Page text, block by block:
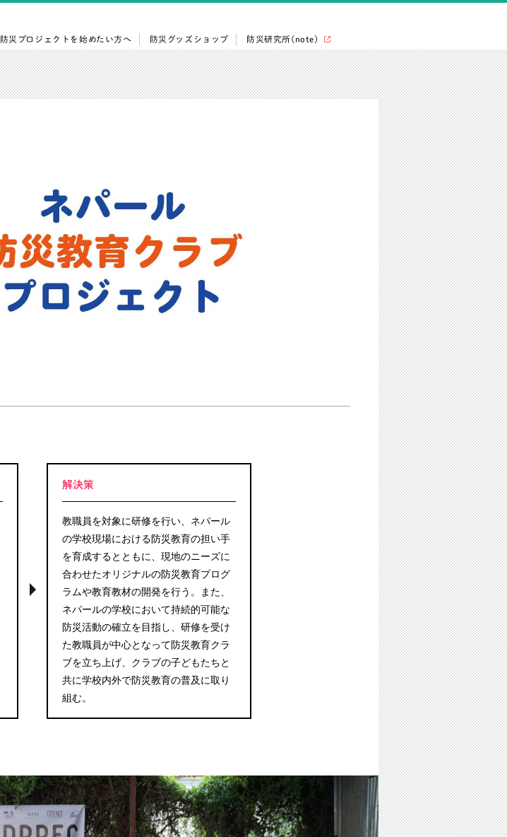
防災プロジェクトを始めたい方へ 防災グッズショップ 防災研究所(note)
解決策
教職員を対象に研修を行い、ネパール
の学校現場における防災教育の担い手
を育成するとともに、現地のニーズに
合わせたオリジナルの防災教育プログ
ラムや教育教材の開発を行う。また、
ネパールの学校において持続的可能な
防災活動の確立を目指し、研修を受け
た教職員が中心となって防災教育クラ
ブを立ち上げ、クラブの子どもたちと
共に学校内外で防災教育の普及に取り
組む。